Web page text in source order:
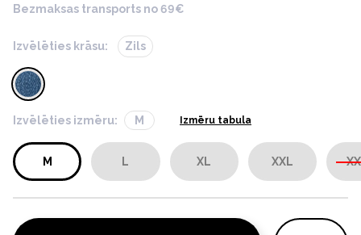
Bezmaksas transports no 69€
Izvēlēties krāsu: Zils
Izvēlēties izmēru: M Izmēru tabula
M L XL XXL